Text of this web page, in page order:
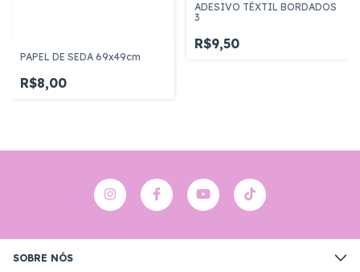
PAPEL DE SEDA 69x49cm
R$8,00
ADESIVO TÊXTIL BORDADOS
3
R$9,50
SOBRE NÓS